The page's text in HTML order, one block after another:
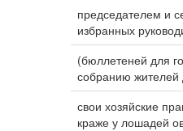
председателем и
избранных
(бюллетеней для
собранию
свои хозяйские
краже у лошадей